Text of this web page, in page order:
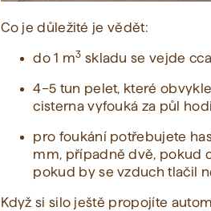
Co je důležité je vědět:
do 1 m3 skladu se vejde
4–5 tun pelet, které
cisterna vyfouká za půl
pro foukání potřebujete
mm, případně dvě, pokud
pokud by se vzduch tlačil
Když si silo ještě propojíte